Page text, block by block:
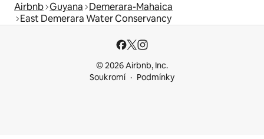
Airbnb Guyana Demerara-Mahaica
East Demerara Water Conservancy
© 2026 Airbnb, Inc.
Soukromí
Podmínky